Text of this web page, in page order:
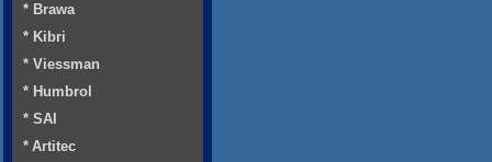
* Brawa
* Kibri
* Viessman
* Humbrol
* SAI
* Artitec